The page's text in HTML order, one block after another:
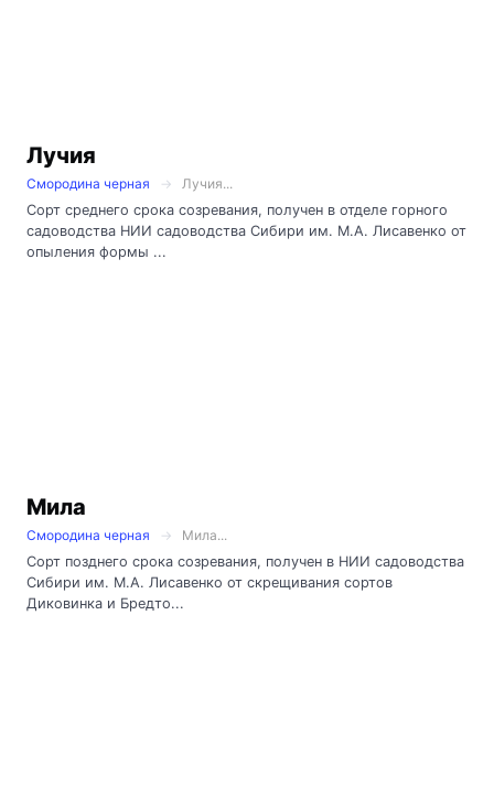
Лучия
Смородина черная
Лучия...
Сорт среднего срока созревания, получен в отделе горного
садоводства НИИ садоводства Сибири им. М.А. Лисавенко от
опыления формы ...
Мила
Смородина черная
Мила...
Сорт позднего срока созревания, получен в НИИ садоводства
Сибири им. М.А. Лисавенко от скрещивания сортов
Диковинка и Бредто...